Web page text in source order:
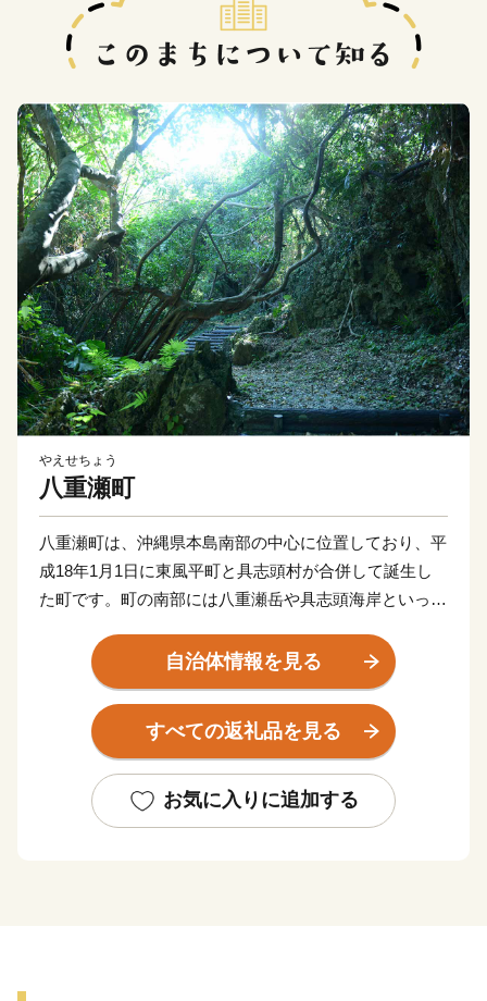
やえせちょう
八重瀬町
八重瀬町は、沖縄県本島南部の中心に位置しており、平
成18年1月1日に東風平町と具志頭村が合併して誕生し
た町です。町の南部には八重瀬岳や具志頭海岸といった
おこなわれています。町の北部地域は、大型店舗の進出
や集合住宅の増加など、都市化が進展しており、田園と
都市が共存する町となっています。
自治体情報を見る
すべての返礼品を見る
お気に入りに追加する